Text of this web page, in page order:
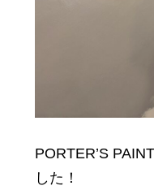
PORTER’S
した！